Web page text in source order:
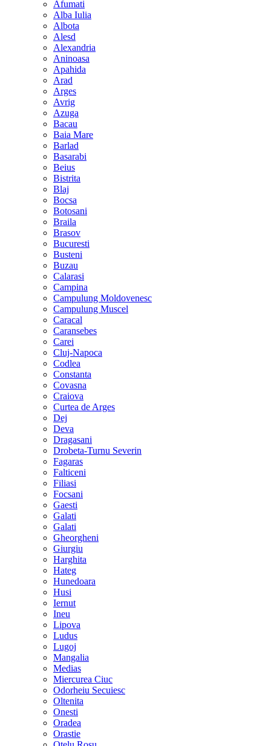
Afumati
Alba Iulia
Albota
Alesd
Alexandria
Aninoasa
Apahida
Arad
Arges
Avrig
Azuga
Bacau
Baia Mare
Barlad
Basarabi
Beius
Bistrita
Blaj
Bocsa
Botosani
Braila
Brasov
Bucuresti
Busteni
Buzau
Calarasi
Campina
Campulung Moldovenesc
Campulung Muscel
Caracal
Caransebes
Carei
Cluj-Napoca
Codlea
Constanta
Covasna
Craiova
Curtea de Arges
Dej
Deva
Dragasani
Drobeta-Turnu Severin
Fagaras
Falticeni
Filiasi
Focsani
Gaesti
Galati
Galati
Gheorgheni
Giurgiu
Harghita
Hateg
Hunedoara
Husi
Iernut
Ineu
Lipova
Ludus
Lugoj
Mangalia
Medias
Miercurea Ciuc
Odorheiu Secuiesc
Oltenita
Onesti
Oradea
Orastie